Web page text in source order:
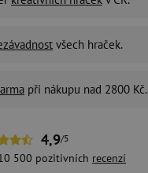
všech hraček.
při nákupu nad 2800 Kč.
4,9/5
500 pozitivních recenzí